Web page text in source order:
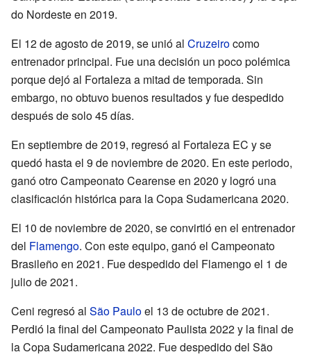
do Nordeste en 2019.
El 12 de agosto de 2019, se unió al Cruzeirocomo
entrenador principal. Fue una decisión un poco polémica
porque dejó al Fortaleza a mitad de temporada. Sin
embargo, no obtuvo buenos resultados y fue despedido
después de solo 45 días.
En septiembre de 2019, regresó al Fortaleza EC y se
quedó hasta el 9 de noviembre de 2020. En este periodo,
ganó otro Campeonato Cearense en 2020 y logró una
clasificación histórica para la Copa Sudamericana 2020.
El 10 de noviembre de 2020, se convirtió en el entrenador
del Flamengo. Con este equipo, ganó el Campeonato
Brasileño en 2021. Fue despedido del Flamengo el 1 de
julio de 2021.
Ceni regresó al São Pauloel 13 de octubre de 2021.
Perdió la final del Campeonato Paulista 2022 y la final de
la Copa Sudamericana 2022. Fue despedido del São